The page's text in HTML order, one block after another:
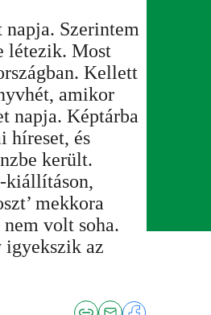
Szerintem
létezik. Most
Kellett
amikor
napja. Képtárba
híreset, és
került.
kiállításon,
mekkora
volt soha.
igyekszik az